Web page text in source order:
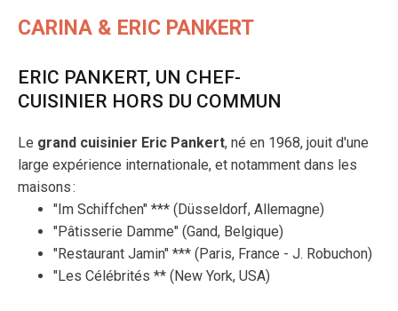
CARINA & ERIC PANKERT
ERIC PANKERT, UN CHEF-
CUISINIER HORS DU COMMUN
Le grand cuisinier Eric Pankert, né en 1968, jouit d'une
large expérience internationale, et notamment dans les
maisons :
"Im Schiffchen" *** (Düsseldorf, Allemagne)
"Pâtisserie Damme" (Gand, Belgique)
"Restaurant Jamin" *** (Paris, France - J. Robuchon)
"Les Célébrités ** (New York, USA)